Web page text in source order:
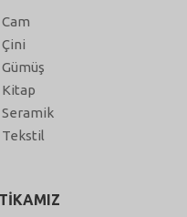
Cam
Çini
Gümüş
Kitap
Seramik
Tekstil